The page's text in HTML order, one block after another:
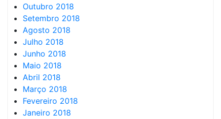
Outubro 2018
Setembro 2018
Agosto 2018
Julho 2018
Junho 2018
Maio 2018
Abril 2018
Março 2018
Fevereiro 2018
Janeiro 2018